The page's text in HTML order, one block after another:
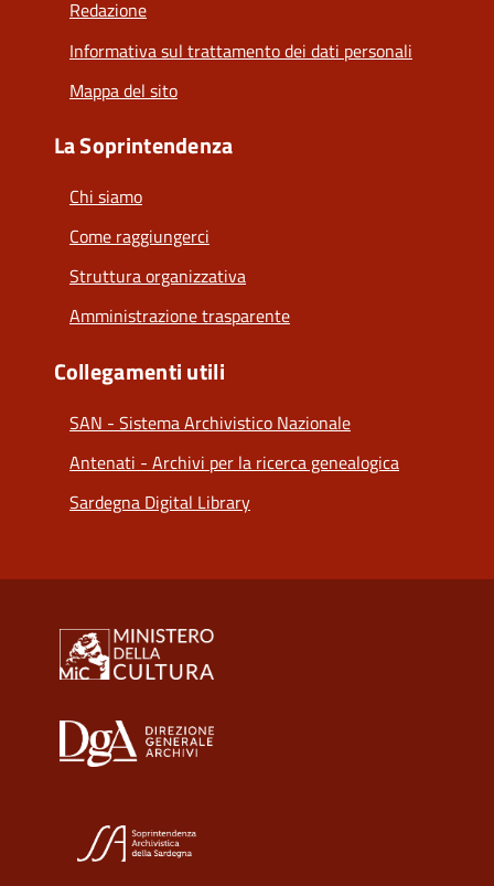
Redazione
Informativa sul trattamento dei dati personali
Mappa del sito
La Soprintendenza
Chi siamo
Come raggiungerci
Struttura organizzativa
Amministrazione trasparente
Collegamenti utili
SAN - Sistema Archivistico Nazionale
Antenati - Archivi per la ricerca genealogica
Sardegna Digital Library